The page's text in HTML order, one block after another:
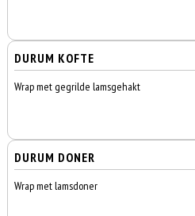
DURUM KOFTE
Wrap met gegrilde lamsgehakt
DURUM DONER
Wrap met lamsdoner